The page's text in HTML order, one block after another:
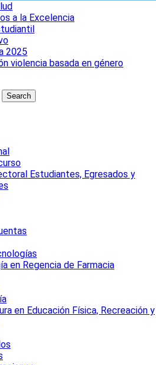
a la Excelencia
2025
violencia basada en género
Search
Estudiantes, Egresados y
en Regencia de Farmacia
en Educación Física, Recreación y